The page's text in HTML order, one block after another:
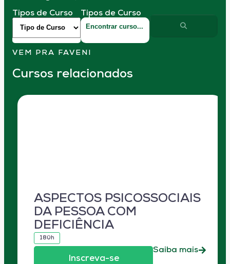
Tipos de Curso Tipos de Curso
VEM PRA FAVENI
Cursos relacionados
ASPECTOS PSICOSSOCIAIS
DA PESSOA COM
DEFICIÊNCIA
180h
Inscreva-se
Saiba mais